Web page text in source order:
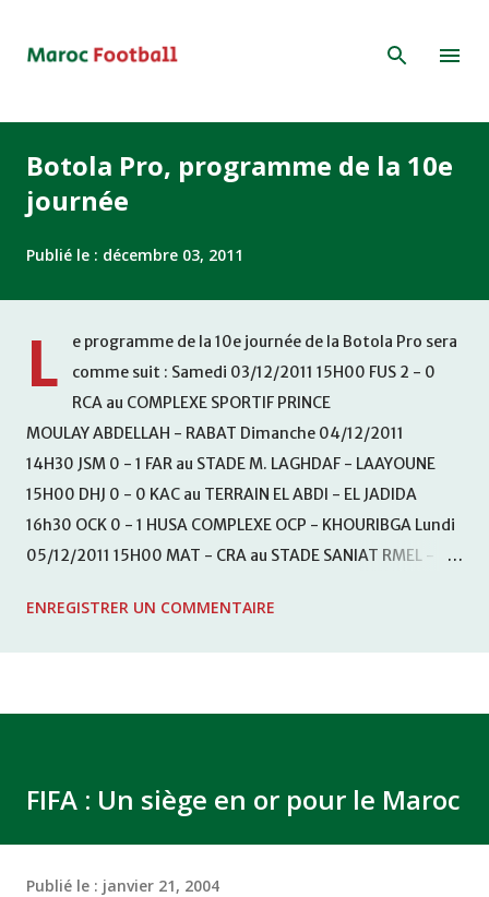
Botola Pro, programme de la 10e
journée
Publié le : décembre 03, 2011
L
e programme de la 10e journée de la Botola Pro sera
comme suit : Samedi 03/12/2011 15H00 FUS 2 - 0
RCA au COMPLEXE SPORTIF PRINCE
MOULAY ABDELLAH - RABAT Dimanche 04/12/2011
14H30 JSM 0 - 1 FAR au STADE M. LAGHDAF - LAAYOUNE
15H00 DHJ 0 - 0 KAC au TERRAIN EL ABDI - EL JADIDA
16h30 OCK 0 - 1 HUSA COMPLEXE OCP - KHOURIBGA Lundi
05/12/2011 15H00 MAT - CRA au STADE SANIAT RMEL -
KHEMISET Mardi 06/12/2011 15H00 WAF - OCS au
ENREGISTRER UN COMMENTAIRE
FIFA : Un siège en or pour le Maroc
Publié le : janvier 21, 2004